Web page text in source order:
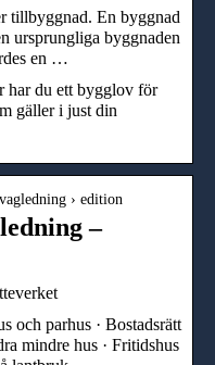
tillbyggnad. En byggnad
ursprungliga byggnaden
en …
har du ett bygglov för
gäller i just din
› edition
–
och parhus · Bostadsrätt
mindre hus · Fritidshus